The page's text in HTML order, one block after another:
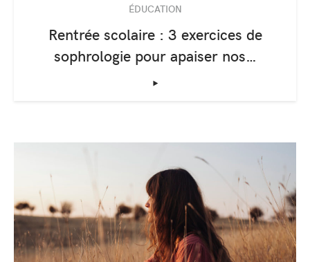
ÉDUCATION
Rentrée scolaire : 3 exercices de
sophrologie pour apaiser nos…
‣